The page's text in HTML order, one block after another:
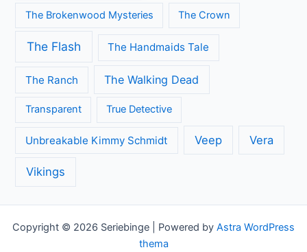
The Brokenwood Mysteries The Crown
The Flash The Handmaids Tale
The Ranch The Walking Dead
Transparent True Detective
Unbreakable Kimmy Schmidt Veep Vera
Vikings
Copyright © 2026 Seriebinge | Powered by Astra WordPress
thema